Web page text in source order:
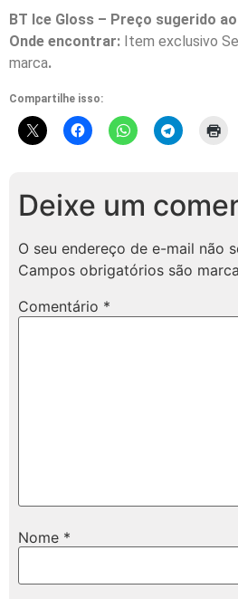
BT Ice Gloss – Preço sugerido
Onde encontrar: Item exclusivo
marca.
Compartilhe isso:
Deixe um
O seu endereço de e-mail não
Campos obrigatórios são
Comentário *
Nome *